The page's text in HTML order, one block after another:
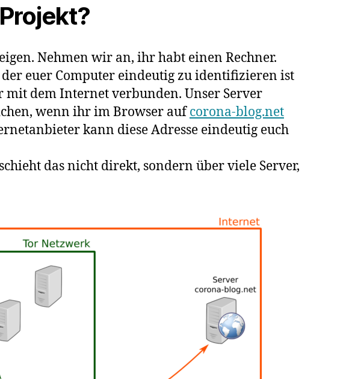
Nehmen wir an, ihr habt einen Rechner.
euer Computer eindeutig zu identifizieren ist
mit dem Internet verbunden. Unser Server
wenn ihr im Browser aufcorona-blog.net
kann diese Adresse eindeutig euch
das nicht direkt, sondern über viele Server,